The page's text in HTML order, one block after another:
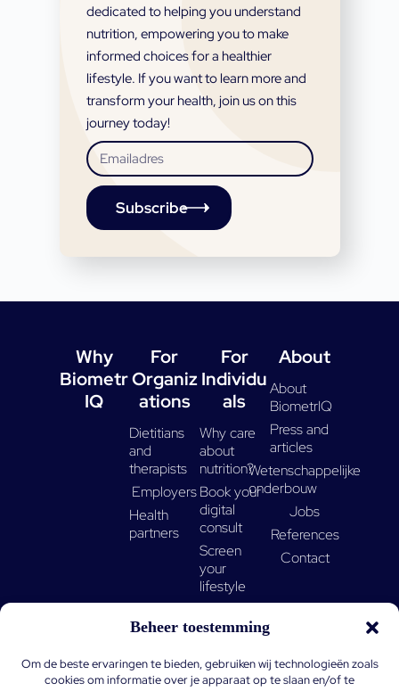
Beheer toestemming
Om de beste ervaringen te bieden, gebruiken wij technologieën zoals
cookies om informatie over je apparaat op te slaan en/of te
dedicated to helping you understand
nutrition, empowering you to make
informed choices for a healthier
lifestyle. If you want to learn more and
transform your health, join us on this
journey today!
Subscribe
Why
Biometr
IQ
For
Organiz
ations
Dietitians
and
therapists
Employers
Health
partners
For
Individu
als
Why care
about
nutrition?
Book your
digital
consult
Screen
your
lifestyle
partners
About
About
BiometrIQ
Press and
articles
Wetenschappelijke
onderbouw
Jobs
References
Contact